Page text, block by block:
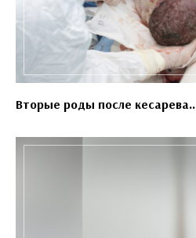
Вторые роды после кесарева..